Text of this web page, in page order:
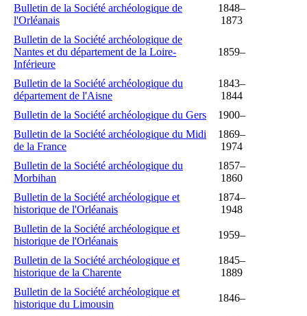
Bulletin de la Société archéologique de
l'Orléanais
1848–
1873
Bulletin de la Société archéologique de
Nantes et du département de la Loire-
Inférieure
1859–
Bulletin de la Société archéologique du
département de l'Aisne
1843–
1844
Bulletin de la Société archéologique du Gers
1900–
Bulletin de la Société archéologique du Midi
de la France
1869–
1974
Bulletin de la Société archéologique du
Morbihan
1857–
1860
Bulletin de la Société archéologique et
historique de l'Orléanais
1874–
1948
Bulletin de la Société archéologique et
historique de l'Orléanais
1959–
Bulletin de la Société archéologique et
historique de la Charente
1845–
1889
Bulletin de la Société archéologique et
historique du Limousin
1846–